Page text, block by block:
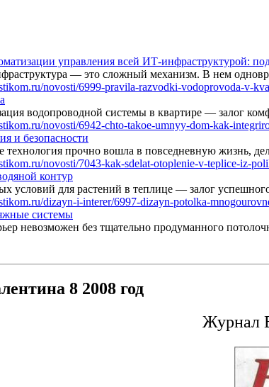
управления всей ИТ-инфраструктурой:
— это сложный механизм. В нем
водопроводной системы в квартире — залог
и безопасности
прочно вошла в повседневную жизнь,
контур
условий для растений в теплице — залог
системы
невозможен без тщательно продуманного
8 2008 год
Журнал